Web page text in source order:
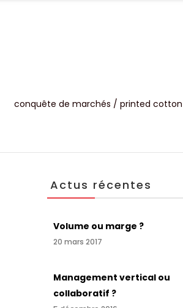
conquête de marchés / printed
Actus récentes
Volume ou marge ?
20 mars 2017
Management vertical ou
collaboratif ?